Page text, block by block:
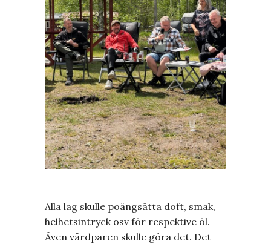
Alla lag skulle poängsätta doft, smak,
helhetsintryck osv för respektive öl.
Även värdparen skulle göra det. Det